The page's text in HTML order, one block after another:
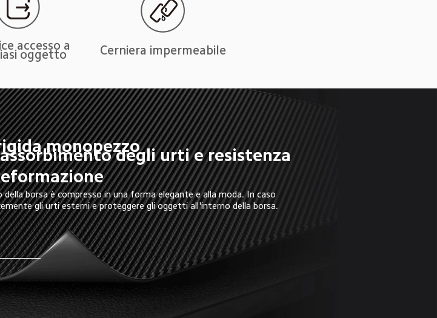
accesso a
oggetto Cerniera impermeabile
monopezzo
degli urti e resistenza
borsa è compresso in una forma elegante e alla moda. In caso
gli urti esterni e proteggere gli oggetti all'interno della borsa.